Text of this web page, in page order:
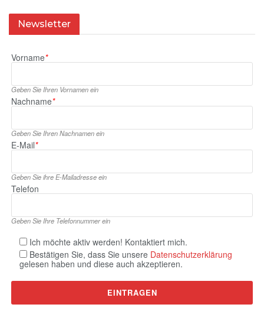
Newsletter
Vorname*
Geben Sie Ihren Vornamen ein
Nachname*
Geben Sie Ihren Nachnamen ein
E‑Mail*
Geben Sie ihre E‑Mailadresse ein
Telefon
Geben Sie Ihre Telefonnummer ein
Ich möchte aktiv werden! Kontaktiert mich.
Bestätigen Sie, dass Sie unsere Datenschutzerklärung
gelesen haben und diese auch akzeptieren.